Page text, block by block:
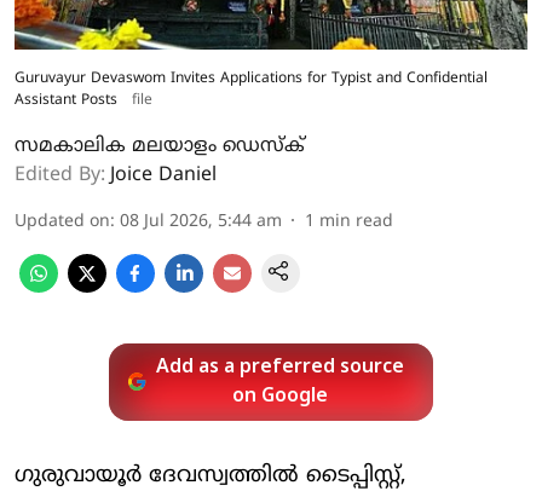
Guruvayur Devaswom Invites Applications for Typist and Confidential
Assistant Posts
file
സമകാലിക മലയാളം ഡെസ്ക്
Edited By: Joice Daniel
Updated on: 08 Jul 2026, 5:44 am 1 min read
Add as a preferred source
on Google
ഗുരുവായൂർ ദേവസ്വത്തിൽ ടൈപ്പിസ്റ്റ്,